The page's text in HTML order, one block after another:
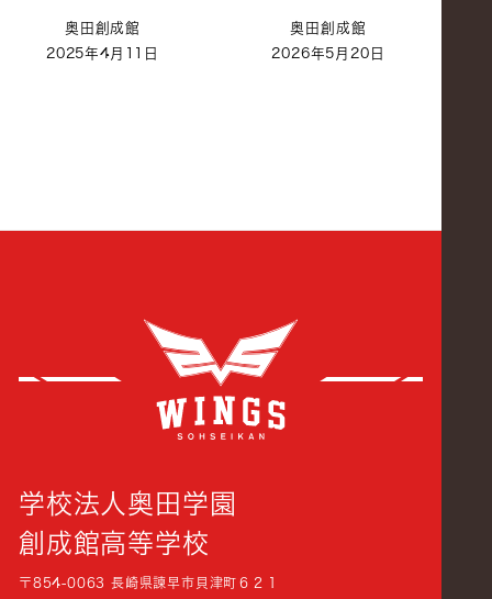
奥田創成館
2025年4月11日
奥田創成館
2026年5月20日
学校法人奥田学園
創成館高等学校
〒854-0063 長崎県諫早市貝津町６２１